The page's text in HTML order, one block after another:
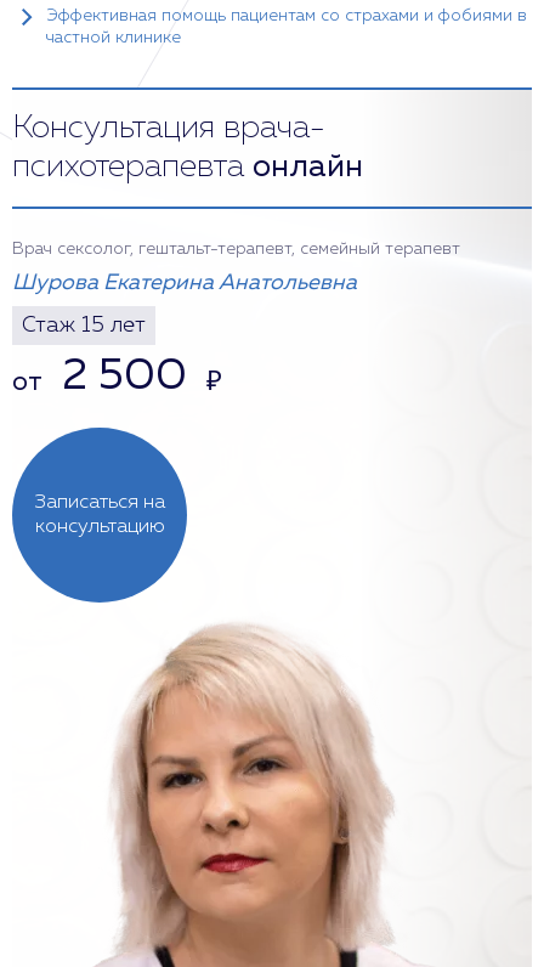
Эффективная помощь пациентам со страхами и фобиями в
частной клинике
Консультация врача-
психотерапевта онлайн
Записаться на
консультацию
Врач сексолог, гештальт-терапевт, семейный терапевт
Шурова Екатерина Анатольевна
Стаж 15 лет
от 2 500 ₽